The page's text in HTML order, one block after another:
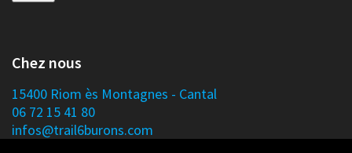
Chez nous
15400 Riom ès Montagnes - Cantal
06 72 15 41 80
infos@trail6burons.com